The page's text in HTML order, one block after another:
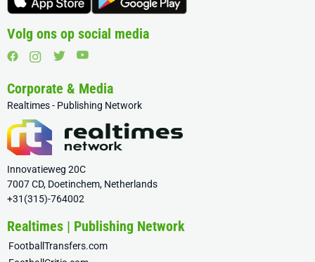
Volg ons op social media
Corporate & Media
Realtimes - Publishing Network
Innovatieweg 20C
7007 CD, Doetinchem, Netherlands
+31(315)-764002
Realtimes | Publishing Network
FootballTransfers.com